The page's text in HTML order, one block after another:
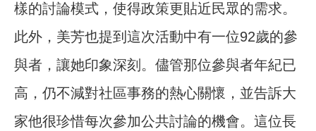
樣的討論模式，使得政策更貼近民眾的需求。
此外，美芳也提到這次活動中有一位92歲的參
與者，讓她印象深刻。儘管那位參與者年紀已
高，仍不減對社區事務的熱心關懷，並告訴大
家他很珍惜每次參加公共討論的機會。這位長